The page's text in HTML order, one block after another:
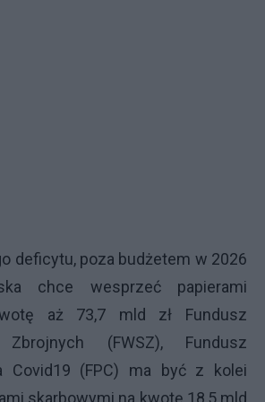
deficytu, poza budżetem w 2026
chce wesprzeć papierami
aż 73,7 mld zł Fundusz
(FWSZ), Fundusz
Covid19 (FPC) ma być z kolei
skarbowymi na kwotę 18,5 mld